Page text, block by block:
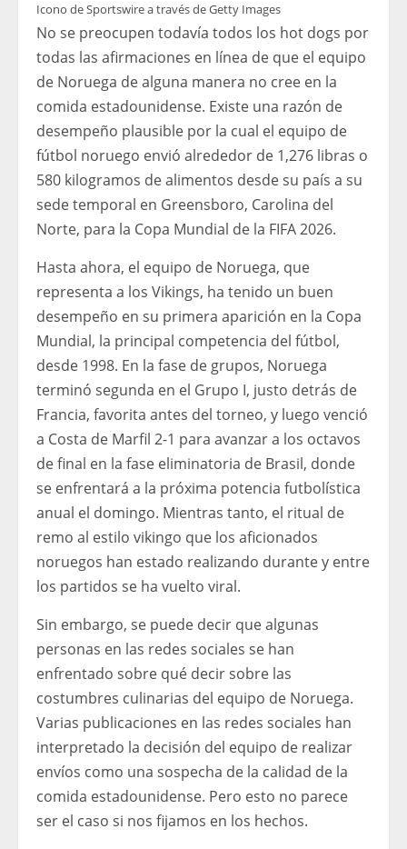
Icono de Sportswire a través de Getty Images
No se preocupen todavía todos los hot dogs por
todas las afirmaciones en línea de que el equipo
de Noruega de alguna manera no cree en la
comida estadounidense. Existe una razón de
desempeño plausible por la cual el equipo de
fútbol noruego envió alrededor de 1,276 libras o
580 kilogramos de alimentos desde su país a su
sede temporal en Greensboro, Carolina del
Norte, para la Copa Mundial de la FIFA 2026.
Hasta ahora, el equipo de Noruega, que
representa a los Vikings, ha tenido un buen
desempeño en su primera aparición en la Copa
Mundial, la principal competencia del fútbol, ​​
desde 1998. En la fase de grupos, Noruega
terminó segunda en el Grupo I, justo detrás de
Francia, favorita antes del torneo, y luego venció
a Costa de Marfil 2-1 para avanzar a los octavos
de final en la fase eliminatoria de Brasil, donde
se enfrentará a la próxima potencia futbolística
anual el domingo. Mientras tanto, el ritual de
remo al estilo vikingo que los aficionados
noruegos han estado realizando durante y entre
los partidos se ha vuelto viral.
Sin embargo, se puede decir que algunas
personas en las redes sociales se han
enfrentado sobre qué decir sobre las
costumbres culinarias del equipo de Noruega.
Varias publicaciones en las redes sociales han
interpretado la decisión del equipo de realizar
envíos como una sospecha de la calidad de la
comida estadounidense. Pero esto no parece
ser el caso si nos fijamos en los hechos.